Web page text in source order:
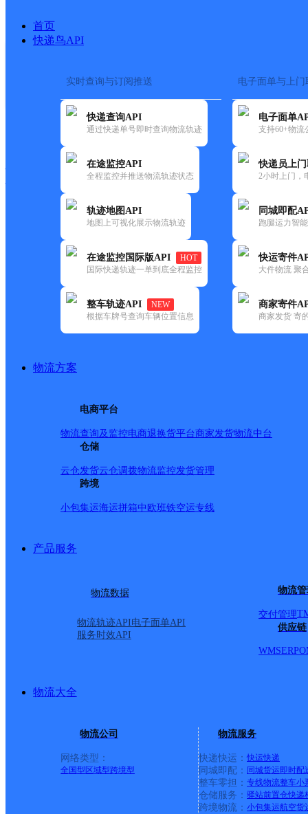
首页
快递鸟API
实时查询与订阅推送
快递查询API
通过快递单号即时查询物流轨迹
在途监控API
全程监控并推送物流轨迹状态
轨迹地图API
地图上可视化展示物流轨迹
在途监控国际版API
HOT
国际快递轨迹一单到底全程监控
整车轨迹API
NEW
根据车牌号查询车辆位置信息
电子面单与上门
电子面单
支持60+物流
快递员上
2小时上门，
同城即配
跑腿运力智
快运寄件
大件物流 聚
商家寄件
商家发货 寄
物流方案
电商平台
物流查询及监控电商退换货平台商家发货物流中台
仓储
云仓发货云仓调拨物流监控发货管理
跨境
小包集运海运拼箱中欧班铁空运专线
产品服务
物流数据
物流轨迹API电子面单API
服务时效API
物流
交付管理
供应链
WMSERP
物流大全
物流公司
网络类型：
全国型 区域型跨境型
物流服务
快递快运： 快运快递
同城即配： 同城货运即时配
整车零担： 专线物流整车小
仓储服务： 驿站前置仓快递
跨境物流： 小包集运航空货
快运大全 快递时效
德邦
雅安雨城区草坝镇营业部
更新时间：2022-07-12 00:00:00
所属快递：德邦快递
所属区域：四川省-雅安市-雨城区
网点地址：四川省雅安市雨城区草坝镇慕义街84号雅安果
实际误差不到20米)
网点负责人：